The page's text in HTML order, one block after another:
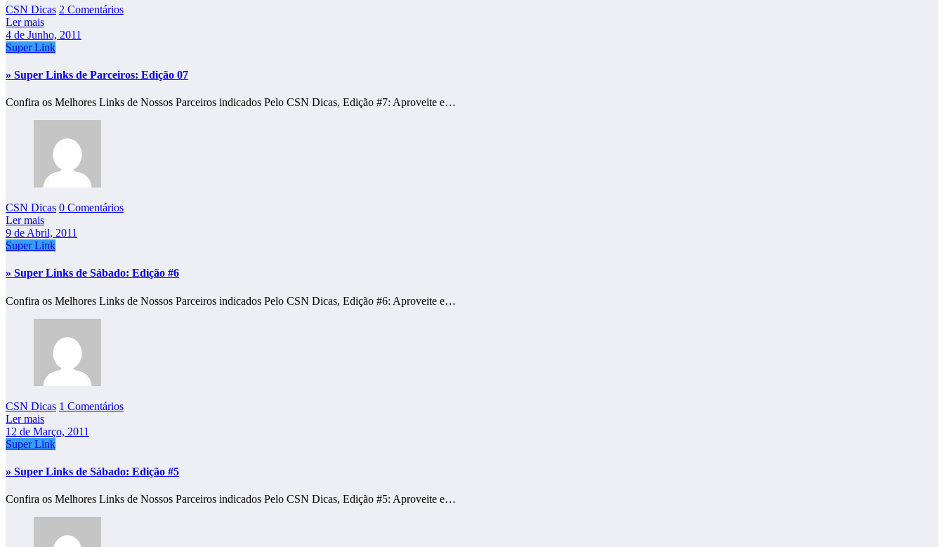
CSN Dicas 2 Comentários
Ler mais
4 de Junho, 2011
Super Link
» Super Links de Parceiros: Edição 07
Confira os Melhores Links de Nossos Parceiros indicados Pelo CSN Dicas, Edição #7: Aproveite e…
CSN Dicas 0 Comentários
Ler mais
9 de Abril, 2011
Super Link
» Super Links de Sábado: Edição #6
Confira os Melhores Links de Nossos Parceiros indicados Pelo CSN Dicas, Edição #6: Aproveite e…
CSN Dicas 1 Comentários
Ler mais
12 de Março, 2011
Super Link
» Super Links de Sábado: Edição #5
Confira os Melhores Links de Nossos Parceiros indicados Pelo CSN Dicas, Edição #5: Aproveite e…